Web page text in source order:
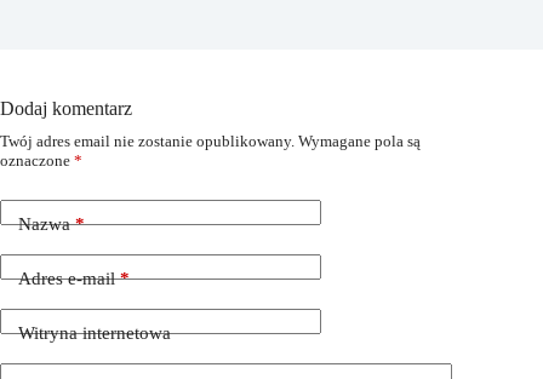
Dodaj komentarz
Twój adres email nie zostanie opublikowany. Wymagane pola są
oznaczone *
Nazwa*
Adres e-mail*
Witryna internetowa